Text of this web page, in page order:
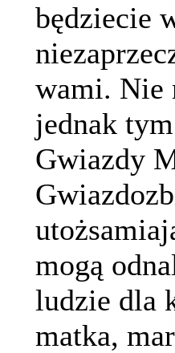
będziecie
wami. Nie
jednak
Gwiazdy
mogą
ludzie dla
matka,